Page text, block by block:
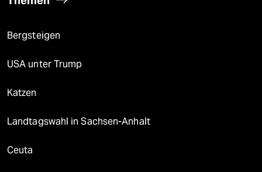
Bergsteigen
USA unter Trump
Katzen
Landtagswahl in Sachsen-Anhalt
Ceuta